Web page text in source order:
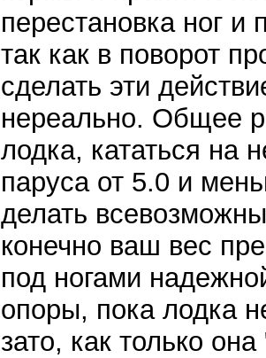
перестановка ног и
так как в поворот
сделать эти
нереально. Общее
лодка, кататься на
паруса от 5.0 и
делать
конечно ваш вес
под ногами
опоры, пока лодка
зато, как только